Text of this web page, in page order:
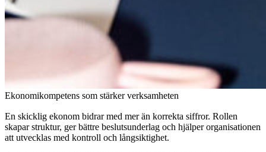
Ekonomikompetens som stärker verksamheten
En skicklig ekonom bidrar med mer än korrekta siffror. Rollen
skapar struktur, ger bättre beslutsunderlag och hjälper organisationen
att utvecklas med kontroll och långsiktighet.